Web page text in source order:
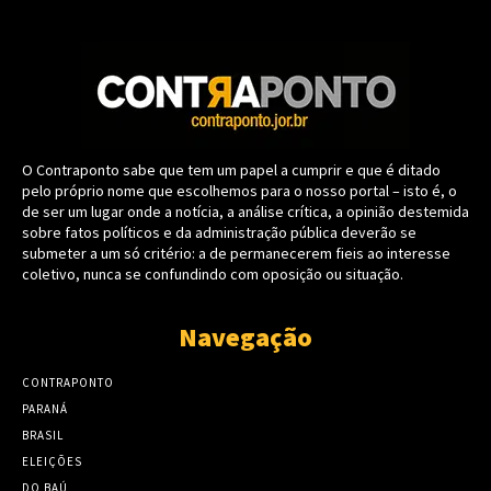
O Contraponto sabe que tem um papel a cumprir e que é ditado
pelo próprio nome que escolhemos para o nosso portal – isto é, o
de ser um lugar onde a notícia, a análise crítica, a opinião destemida
sobre fatos políticos e da administração pública deverão se
submeter a um só critério: a de permanecerem fieis ao interesse
coletivo, nunca se confundindo com oposição ou situação.
Navegação
CONTRAPONTO
PARANÁ
BRASIL
ELEIÇÕES
DO BAÚ